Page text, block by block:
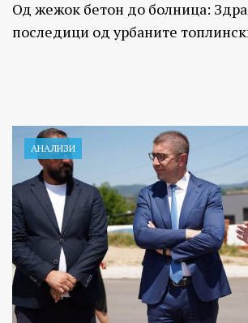
Од жежок бетон до болница:
последици од урбаните
АНАЛИЗИ